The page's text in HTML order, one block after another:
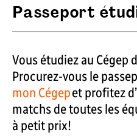
Passeport
Vous étudiez au Cégep
Procurez-vous le
mon Cégepet profitez
matchs de toutes les
à petit prix!